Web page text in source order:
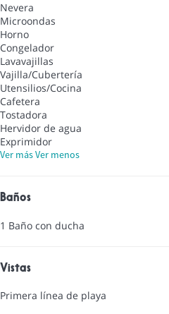
Nevera
Microondas
Horno
Congelador
Lavavajillas
Vajilla/Cubertería
Utensilios/Cocina
Cafetera
Tostadora
Hervidor de agua
Exprimidor
Ver másVer menos
Baños
1 Baño con ducha
Vistas
Primera línea de playa